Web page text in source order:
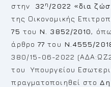
στην 32 η /2022 «δια
της Οικονομικής
75 του Ν. 3852/2010,
άρθρο77του Ν.4555/
380/15-06-2022
του Υπουργείου
πραγματοποιηθεί στο